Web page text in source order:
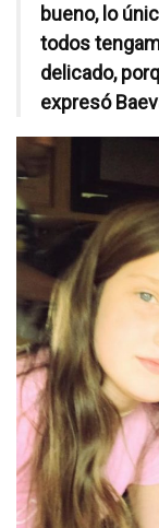
bueno, lo
todos
delicado,
expresó